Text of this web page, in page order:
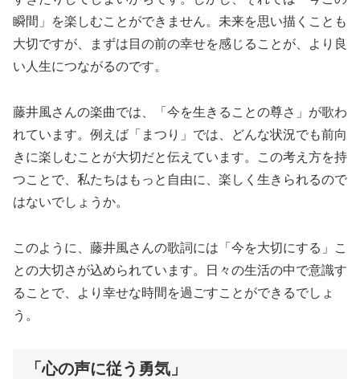
瞬間」を楽しむことができません。未来を思い描くことも
大切ですが、まずは目の前の幸せを感じることが、より良
い人生につながるのです。
藤井風さんの楽曲では、「今を生きることの尊さ」が歌わ
れています。例えば「まつり」では、どんな状況でも前向
きに楽しむことが大切だと伝えています。この考え方を持
つことで、私たちはもっと自由に、楽しく生きられるので
はないでしょうか。
このように、藤井風さんの歌詞には「今を大切にする」こ
との大切さが込められています。日々の生活の中で意識す
ることで、より幸せな時間を過ごすことができるでしょ
う。
「心の声に従う勇気」